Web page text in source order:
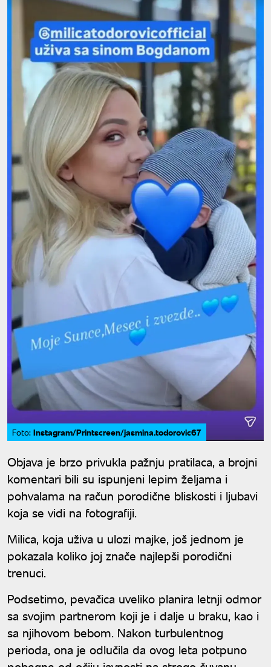
Foto: Instagram/Printscreen/jasmina.todorovic67
Objava je brzo privukla pažnju pratilaca, a brojni
komentari bili su ispunjeni lepim željama i
pohvalama na račun porodične bliskosti i ljubavi
koja se vidi na fotografiji.
Milica, koja uživa u ulozi majke, još jednom je
pokazala koliko joj znače najlepši porodični
trenuci.
Podsetimo, pevačica uveliko planira letnji odmor
sa svojim partnerom koji je i dalje u braku, kao i
sa njihovom bebom. Nakon turbulentnog
perioda, ona je odlučila da ovog leta potpuno